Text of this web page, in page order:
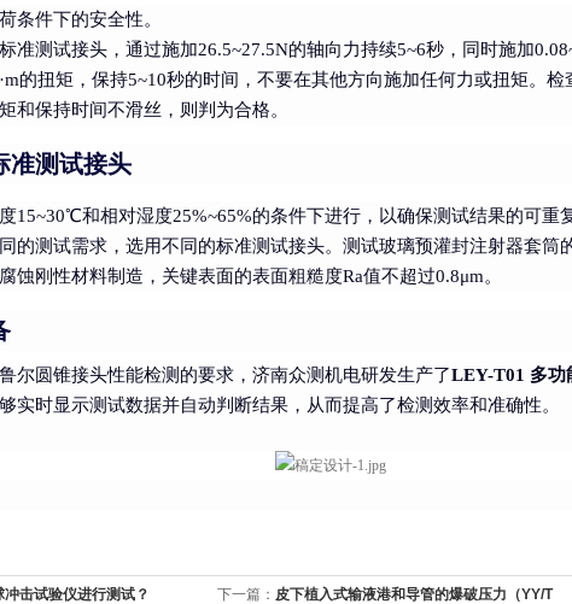
条件下的安全性。
准测试接头，通过施加26.5~27.5N的轴向力持续5~6秒，同时施加
的扭矩，保持5~10秒的时间，不要在其他方向施加任何力或扭矩。
和保持时间不滑丝，则判为合格。
准测试接头
15~30℃和相对湿度25%~65%的条件下进行，以确保测试结果的可重
同的测试需求，选用不同的标准测试接头。测试玻璃预灌封注射器套
蚀刚性材料制造，关键表面的表面粗糙度Ra值不超过0.8μm。
尔圆锥接头性能检测的要求，济南众测机电研发生产了LEY-T01 多功
实时显示测试数据并自动判断结果，从而提高了检测效率和准确性。
击试验仪进行测试？ 下一篇： 皮下植入式输液港和导管的爆破压力（YY/T